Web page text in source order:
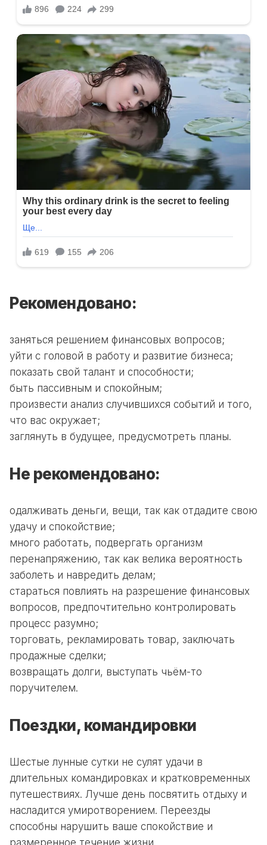
Рекомендовано:
заняться решением финансовых вопросов;
уйти с головой в работу и развитие бизнеса;
показать свой талант и способности;
быть пассивным и спокойным;
произвести анализ случившихся событий и того,
что вас окружает;
заглянуть в будущее, предусмотреть планы.
Не рекомендовано:
одалживать деньги, вещи, так как отдадите свою
удачу и спокойствие;
много работать, подвергать организм
перенапряжению, так как велика вероятность
заболеть и навредить делам;
стараться повлиять на разрешение финансовых
вопросов, предпочтительно контролировать
процесс разумно;
торговать, рекламировать товар, заключать
продажные сделки;
возвращать долги, выступать чьём-то
поручителем.
Поездки, командировки
Шестые лунные сутки не сулят удачи в
длительных командировках и кратковременных
путешествиях. Лучше день посвятить отдыху и
насладится умиротворением. Переезды
способны нарушить ваше спокойствие и